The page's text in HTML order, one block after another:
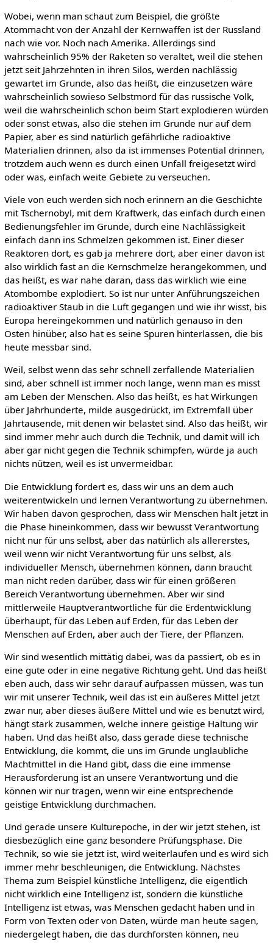
Wobei, wenn man schaut zum Beispiel, die größte
Atommacht von der Anzahl der Kernwaffen ist der Russland
nach wie vor. Noch nach Amerika. Allerdings sind
wahrscheinlich 95% der Raketen so veraltet, weil die stehen
jetzt seit Jahrzehnten in ihren Silos, werden nachlässig
gewartet im Grunde, also das heißt, die einzusetzen wäre
wahrscheinlich sowieso Selbstmord für das russische Volk,
weil die wahrscheinlich schon beim Start explodieren würden
oder sonst etwas, also die stehen im Grunde nur auf dem
Papier, aber es sind natürlich gefährliche radioaktive
Materialien drinnen, also da ist immenses Potential drinnen,
trotzdem auch wenn es durch einen Unfall freigesetzt wird
oder was, einfach weite Gebiete zu verseuchen.
Viele von euch werden sich noch erinnern an die Geschichte
mit Tschernobyl, mit dem Kraftwerk, das einfach durch einen
Bedienungsfehler im Grunde, durch eine Nachlässigkeit
einfach dann ins Schmelzen gekommen ist. Einer dieser
Reaktoren dort, es gab ja mehrere dort, aber einer davon ist
also wirklich fast an die Kernschmelze herangekommen, und
das heißt, es war nahe daran, dass das wirklich wie eine
Atombombe explodiert. So ist nur unter Anführungszeichen
radioaktiver Staub in die Luft gegangen und wie ihr wisst, bis
Europa hereingekommen und natürlich genauso in den
Osten hinüber, also hat es seine Spuren hinterlassen, die bis
heute messbar sind.
Weil, selbst wenn das sehr schnell zerfallende Materialien
sind, aber schnell ist immer noch lange, wenn man es misst
am Leben der Menschen. Also das heißt, es hat Wirkungen
über Jahrhunderte, milde ausgedrückt, im Extremfall über
Jahrtausende, mit denen wir belastet sind. Also das heißt, wir
sind immer mehr auch durch die Technik, und damit will ich
aber gar nicht gegen die Technik schimpfen, würde ja auch
nichts nützen, weil es ist unvermeidbar.
Die Entwicklung fordert es, dass wir uns an dem auch
weiterentwickeln und lernen Verantwortung zu übernehmen.
Wir haben davon gesprochen, dass wir Menschen halt jetzt in
die Phase hineinkommen, dass wir bewusst Verantwortung
nicht nur für uns selbst, aber das natürlich als allererstes,
weil wenn wir nicht Verantwortung für uns selbst, als
individueller Mensch, übernehmen können, dann braucht
man nicht reden darüber, dass wir für einen größeren
Bereich Verantwortung übernehmen. Aber wir sind
mittlerweile Hauptverantwortliche für die Erdentwicklung
überhaupt, für das Leben auf Erden, für das Leben der
Menschen auf Erden, aber auch der Tiere, der Pflanzen.
Wir sind wesentlich mittätig dabei, was da passiert, ob es in
eine gute oder in eine negative Richtung geht. Und das heißt
eben auch, dass wir sehr darauf aufpassen müssen, was tun
wir mit unserer Technik, weil das ist ein äußeres Mittel jetzt
zwar nur, aber dieses äußere Mittel und wie es benutzt wird,
hängt stark zusammen, welche innere geistige Haltung wir
haben. Und das heißt also, dass gerade diese technische
Entwicklung, die kommt, die uns im Grunde unglaubliche
Machtmittel in die Hand gibt, dass die eine immense
Herausforderung ist an unsere Verantwortung und die
können wir nur tragen, wenn wir eine entsprechende
geistige Entwicklung durchmachen.
Und gerade unsere Kulturepoche, in der wir jetzt stehen, ist
diesbezüglich eine ganz besondere Prüfungsphase. Die
Technik, so wie sie jetzt ist, wird weiterlaufen und es wird sich
immer mehr beschleunigen, die Entwicklung. Nächstes
Thema zum Beispiel künstliche Intelligenz, die eigentlich
nicht wirklich eine Intelligenz ist, sondern die künstliche
Intelligenz ist etwas, was Menschen gedacht haben und in
Form von Texten oder von Daten, würde man heute sagen,
niedergelegt haben, die das durchforsten können, neu